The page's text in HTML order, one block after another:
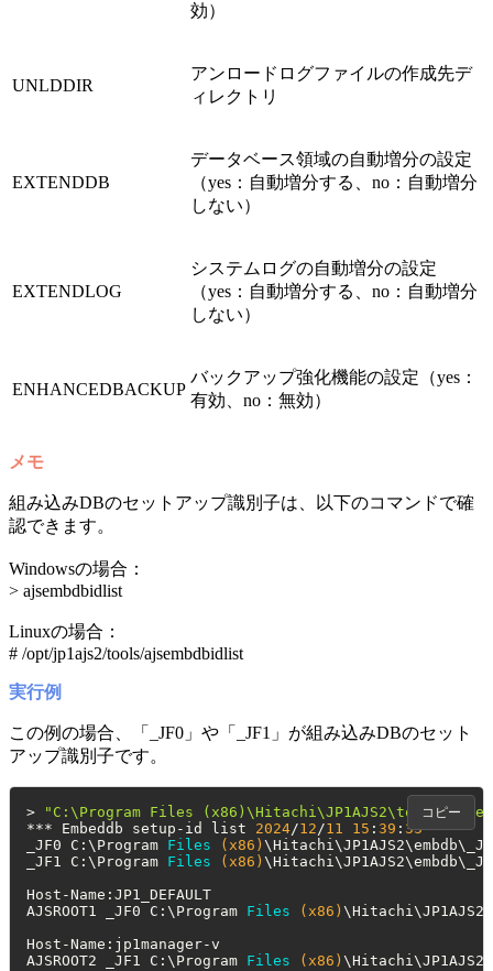
効）
UNLDDIR
アンロードログファイルの作成先デ
ィレクトリ
EXTENDDB
データベース領域の自動増分の設定
（yes：自動増分する、no：自動増分
しない）
EXTENDLOG
システムログの自動増分の設定
（yes：自動増分する、no：自動増分
しない）
ENHANCEDBACKUP
バックアップ強化機能の設定（yes：
有効、no：無効）
メモ
組み込みDBのセットアップ識別子は、以下のコマンドで確
認できます。
Windowsの場合：
> ajsembdbidlist
Linuxの場合：
# /opt/jp1ajs2/tools/ajsembdbidlist
実行例
この例の場合、「_JF0」や「_JF1」が組み込みDBのセット
アップ識別子です。
>
"C:\Program Files
*** Embeddb setup-id list 2024/12/11 15 : 39 : 33
_JF0 C:\Program Files (x86)
_JF1 C:\Program Files (x86)
Host-Name:JP1_DEFAULT
AJSROOT1 _JF0 C:\Program Files (x86)
Host-Name:jp1manager-v
AJSROOT2 _JF1 C:\Program Files (x86)
コピー